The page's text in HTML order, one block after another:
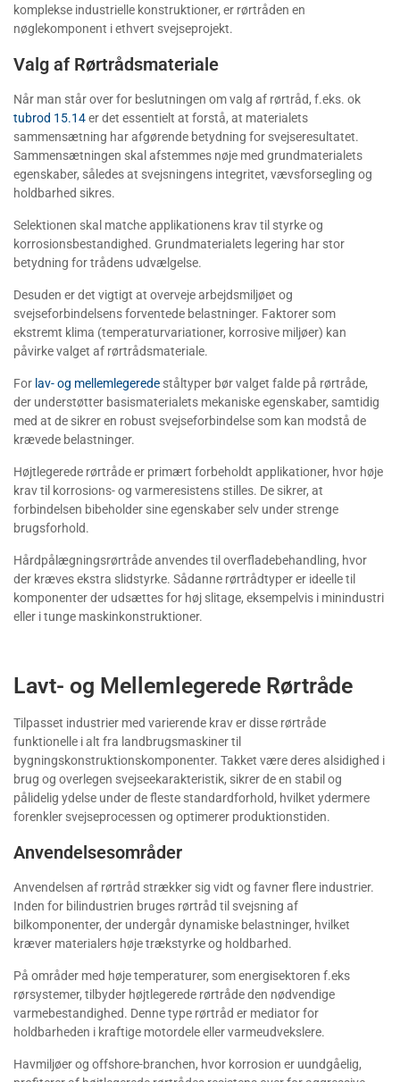
komplekse industrielle konstruktioner, er rørtråden en
nøglekomponent i ethvert svejseprojekt.
Valg af Rørtrådsmateriale
Når man står over for beslutningen om valg af rørtråd, f.eks. ok
tubrod 15.14er det essentielt at forstå, at materialets
sammensætning har afgørende betydning for svejseresultatet.
Sammensætningen skal afstemmes nøje med grundmaterialets
egenskaber, således at svejsningens integritet, vævsforsegling og
holdbarhed sikres.
Selektionen skal matche applikationens krav til styrke og
korrosionsbestandighed. Grundmaterialets legering har stor
betydning for trådens udvælgelse.
Desuden er det vigtigt at overveje arbejdsmiljøet og
svejseforbindelsens forventede belastninger. Faktorer som
ekstremt klima (temperaturvariationer, korrosive miljøer) kan
påvirke valget af rørtrådsmateriale.
For lav- og mellemlegerede ståltyper bør valget falde på rørtråde,
der understøtter basismaterialets mekaniske egenskaber, samtidig
med at de sikrer en robust svejseforbindelse som kan modstå de
krævede belastninger.
Højtlegerede rørtråde er primært forbeholdt applikationer, hvor høje
krav til korrosions- og varmeresistens stilles. De sikrer, at
forbindelsen bibeholder sine egenskaber selv under strenge
brugsforhold.
Hårdpålægningsrørtråde anvendes til overfladebehandling, hvor
der kræves ekstra slidstyrke. Sådanne rørtrådtyper er ideelle til
komponenter der udsættes for høj slitage, eksempelvis i minindustri
eller i tunge maskinkonstruktioner.
Lavt- og Mellemlegerede Rørtråde
Tilpasset industrier med varierende krav er disse rørtråde
funktionelle i alt fra landbrugsmaskiner til
bygningskonstruktionskomponenter. Takket være deres alsidighed i
brug og overlegen svejseekarakteristik, sikrer de en stabil og
pålidelig ydelse under de fleste standardforhold, hvilket ydermere
forenkler svejseprocessen og optimerer produktionstiden.
Anvendelsesområder
Anvendelsen af rørtråd strækker sig vidt og favner flere industrier.
Inden for bilindustrien bruges rørtråd til svejsning af
bilkomponenter, der undergår dynamiske belastninger, hvilket
kræver materialers høje trækstyrke og holdbarhed.
På områder med høje temperaturer, som energisektoren f.eks
rørsystemer, tilbyder højtlegerede rørtråde den nødvendige
varmebestandighed. Denne type rørtråd er mediator for
holdbarheden i kraftige motordele eller varmeudvekslere.
Havmiljøer og offshore-branchen, hvor korrosion er uundgåelig,